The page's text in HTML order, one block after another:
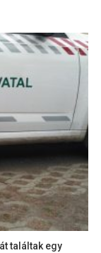
találtak egy